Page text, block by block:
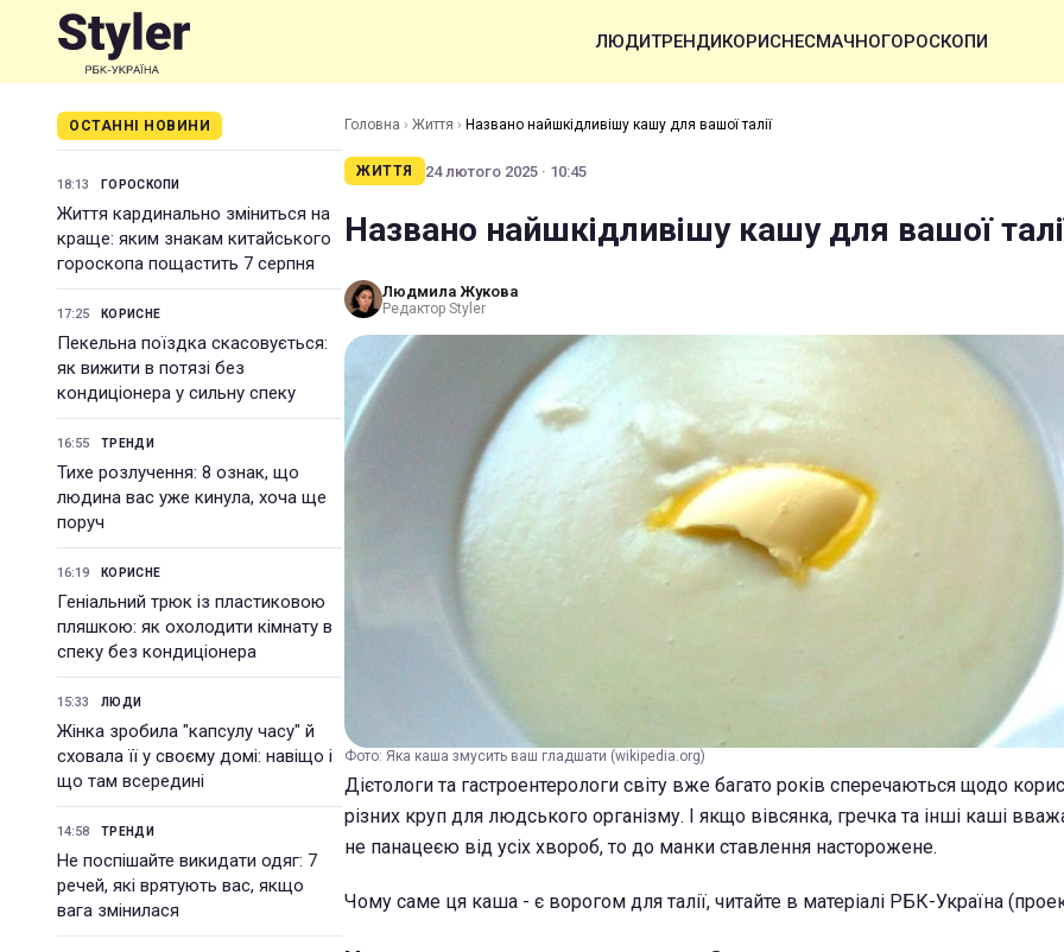
ЛЮДИТРЕНДИКОРИСНЕСМАЧНОГОРОСКОПИ
ОСТАННІ НОВИНИ
18:13 ГОРОСКОПИ
Життя кардинально зміниться на
краще: яким знакам китайського
гороскопа пощастить 7 серпня
17:25 КОРИСНЕ
Пекельна поїздка скасовується:
як вижити в потязі без
кондиціонера у сильну спеку
16:55 ТРЕНДИ
Тихе розлучення: 8 ознак, що
людина вас уже кинула, хоча ще
поруч
16:19 КОРИСНЕ
Геніальний трюк із пластиковою
пляшкою: як охолодити кімнату в
спеку без кондиціонера
15:33 ЛЮДИ
Жінка зробила "капсулу часу" й
сховала її у своєму домі: навіщо і
що там всередині
14:58 ТРЕНДИ
Не поспішайте викидати одяг: 7
речей, які врятують вас, якщо
вага змінилася
Головна › Життя › Названо найшкідливішу кашу для вашої талії
ЖИТТЯ 24 лютого 2025 · 10:45
Названо найшкідливішу кашу для вашої
Людмила Жукова
Редактор Styler
Фото: Яка каша змусить ваш гладшати (wikipedia.org)
Дієтологи та гастроентерологи світу вже багато років сперечаються щодо
різних круп для людського організму. І якщо вівсянка, гречка та інші каші
не панацеєю від усіх хвороб, то до манки ставлення насторожене.
Чому саме ця каша - є ворогом для талії, читайте в матеріалі РБК-Україна